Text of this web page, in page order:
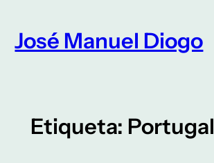
para
José Manuel Diogo
Etiqueta: Portugal